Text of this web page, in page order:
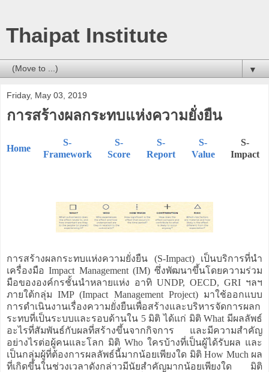
Thaipat Institute
▼
Friday, May 03, 2019
การสร้างผลกระทบแห่งความยั่งยืน
Home
S-
Framework
S-
Score
S-
Report
S-
Value
S-
Impact
การสร้างผลกระทบแห่งความยั่งยืน (S-Impact) เป็นบริการที่นำ
เครื่องมือ Impact Management (IM) ซึ่งพัฒนาขึ้นโดยความร่วม
มือขององค์กรชั้นนำหลายแห่ง อาทิ UNDP, OECD, GRI ฯลฯ
ภายใต้กลุ่ม IMP (Impact Management Project) มาใช้ออกแบบ
การดำเนินงานเรื่องความยั่งยืนเพื่อสร้างและบริหารจัดการผลก
ระทบที่เป็นระบบและรอบด้านใน 5 มิติ ได้แก่ มิติ What มีผลลัพธ์
อะไรที่สัมพันธ์กับผลที่สร้างขึ้นจากกิจการ และมีความสำคัญ
อย่างไรต่อผู้คนและโลก มิติ Who ใครบ้างที่เป็นผู้ได้รับผล และ
เป็นกลุ่มผู้ที่ต้องการผลลัพธ์นี้มากน้อยเพียงใด มิติ How Much ผล
ที่เกิดขึ้นในช่วงเวลาดังกล่าวมีนัยสำคัญมากน้อยเพียงใด มิติ